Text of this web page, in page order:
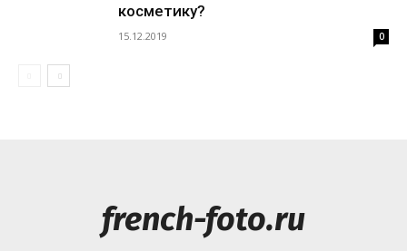
косметику?
15.12.2019 0
french-foto.ru